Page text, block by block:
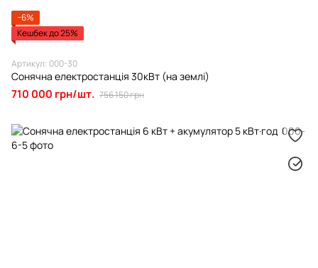
−6%
Кешбек до 25%
Артикул: 000-30
Сонячна електростанція 30кВт (на землі)
710 000 грн/шт. 756 150 грн